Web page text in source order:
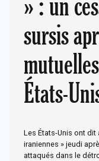
sursis
États-
Les États-Unis ont
iraniennes » jeudi
attaqués dans le